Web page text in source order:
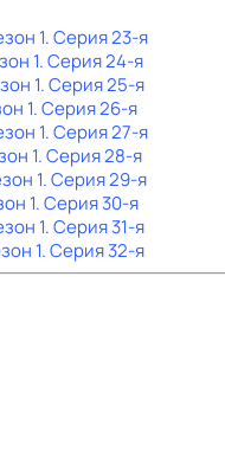
1. Серия 23-я
1. Серия 24-я
1. Серия 25-я
1. Серия 26-я
1. Серия 27-я
1. Серия 28-я
1. Серия 29-я
1. Серия 30-я
1. Серия 31-я
1. Серия 32-я